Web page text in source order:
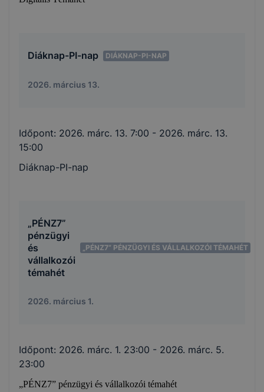
Diáknap-PI-nap DIÁKNAP-PI-NAP
2026. március 13.
Időpont: 2026. márc. 13. 7:00 - 2026. márc. 13.
15:00
Diáknap-PI-nap
„PÉNZ7”
pénzügyi
és
vállalkozói
témahét
„PÉNZ7” PÉNZÜGYI ÉS VÁLLALKOZÓI TÉMAHÉT
2026. március 1.
Időpont: 2026. márc. 1. 23:00 - 2026. márc. 5.
23:00
„PÉNZ7” pénzügyi és vállalkozói témahét